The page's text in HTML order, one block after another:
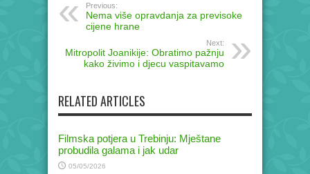
Previous:
Nema više opravdanja za previsoke
cijene hrane
Next:
Mitropolit Јoanikije: Obratimo pažnju
kako živimo i djecu vaspitavamo
RELATED ARTICLES
Filmska potjera u Trebinju: Mještane
probudila galama i jak udar
05/05/2026